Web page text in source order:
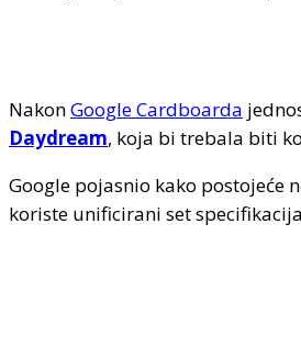
NakonGoogle Cardboarda
Daydream, koja bi trebala biti
Google pojasnio kako postojeće
koriste unificirani set